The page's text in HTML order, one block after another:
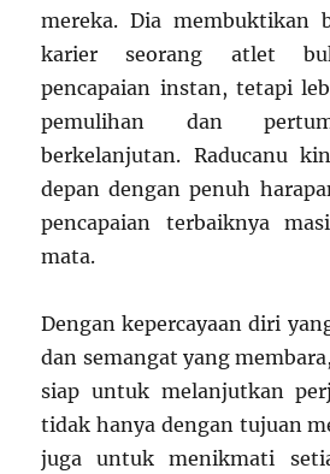
mereka. Dia membuktikan
karier seorang atlet
pencapaian instan, tetapi
pemulihan dan
berkelanjutan. Raducanu
depan dengan penuh
pencapaian terbaiknya
mata.
Dengan kepercayaan diri
dan semangat yang
siap untuk melanjutkan
tidak hanya dengan tujuan
juga untuk menikmati